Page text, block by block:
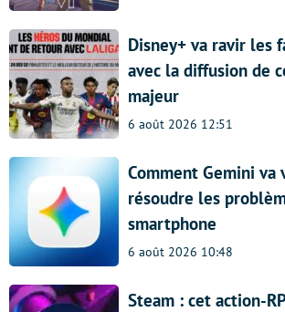
Disney+ va ravir les
avec la diffusion de
majeur
6 août 2026 12:51
Comment Gemini va
résoudre les
smartphone
6 août 2026 10:48
Steam : cet action-